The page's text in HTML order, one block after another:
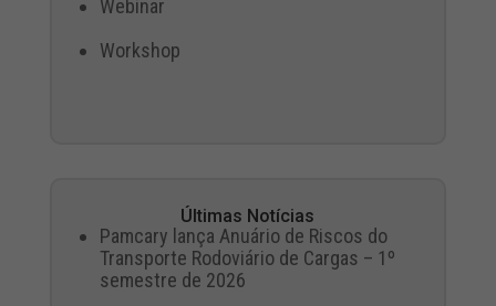
Webinar
Workshop
Últimas Notícias
Pamcary lança Anuário de Riscos do
Transporte Rodoviário de Cargas – 1º
semestre de 2026